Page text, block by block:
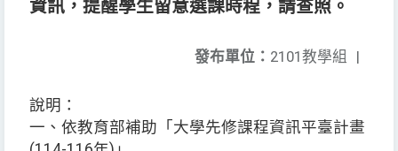
資訊，提醒學生留意選課時程，請查照。
發布單位： 2101教學組 |
說明：
一、依教育部補助「大學先修課程資訊平臺計畫